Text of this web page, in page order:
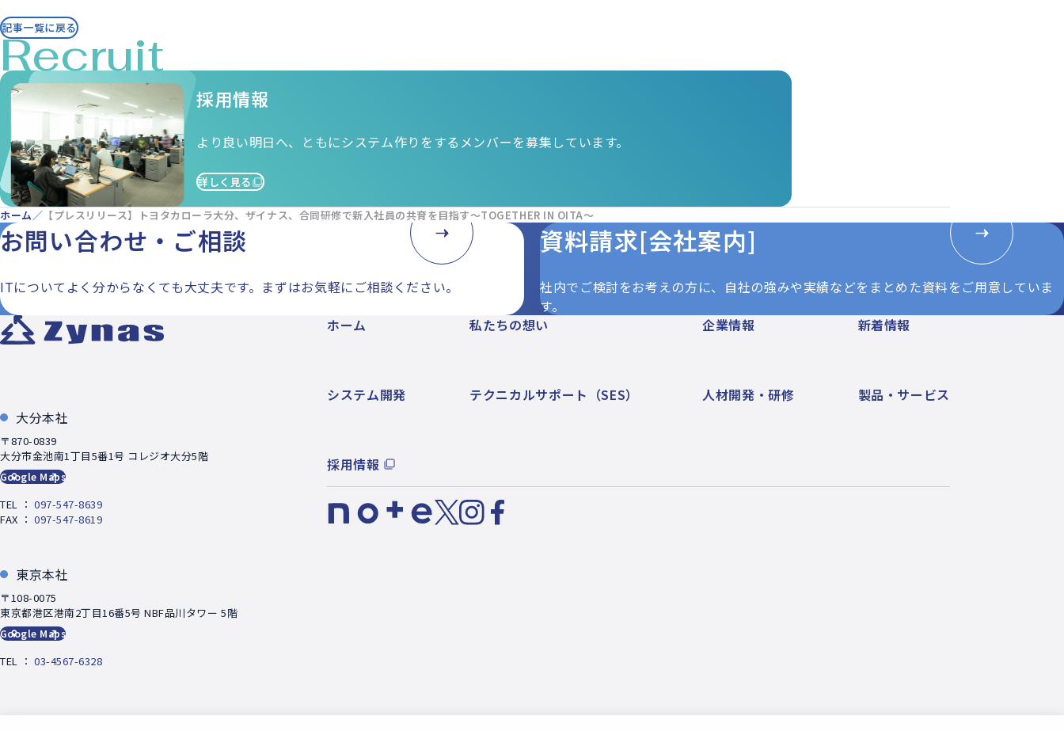
記事一覧に戻る
採用情報
より良い明日へ、ともにシステム作りをするメンバーを募集しています。
詳しく見る
ホーム 【プレスリリース】トヨタカローラ大分、ザイナス、合同研修で新入社員の共育を目指す～TOGETHER IN OITA～
お問い合わせ・ご相談
ITについてよく分からなくても大丈夫です。まずはお気軽にご相談ください。
資料請求[会社案内]
社内でご検討をお考えの方に、自社の強みや実績などをまとめた資料をご用意していま
す。
大分本社
〒870-0839
大分市金池南1丁目5番1号 コレジオ大分5階
Google Maps
TEL ：097-547-8639
FAX ：097-547-8619
東京本社
〒108-0075
東京都港区港南2丁目16番5号 NBF品川タワー 5階
Google Maps
TEL ：03-4567-6328
ホーム 私たちの想い 企業情報 新着情報
システム開発 テクニカルサポート（SES） 人材開発・研修 製品・サービス
採用情報